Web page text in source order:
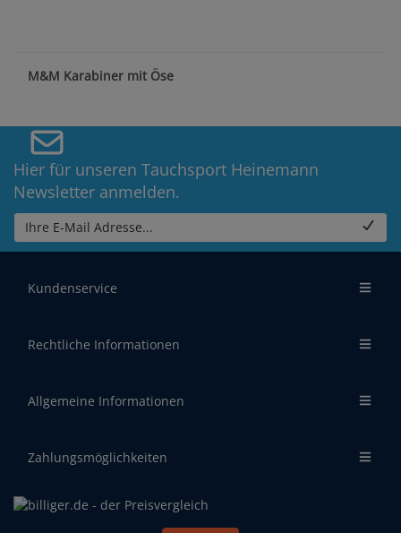
M&M Karabiner mit Öse
Hier für unseren Tauchsport Heinemann
Newsletter anmelden.
Ihre E-Mail Adresse...
Kundenservice
Rechtliche Informationen
Allgemeine Informationen
Zahlungsmöglichkeiten